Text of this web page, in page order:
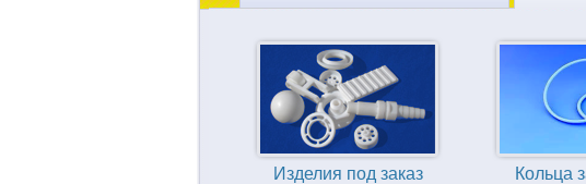
Изделия под заказ Кольца